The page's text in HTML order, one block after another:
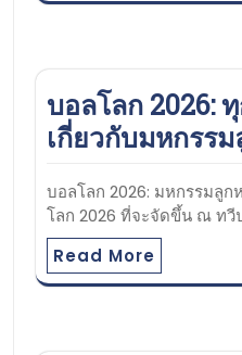
บอลโลก 2026:
เกี่ยวกับมหกรร
บอลโลก 2026: มหกรรมลูก
โลก 2026 ที่จะจัดขึ้น ณ ทวี
Read More